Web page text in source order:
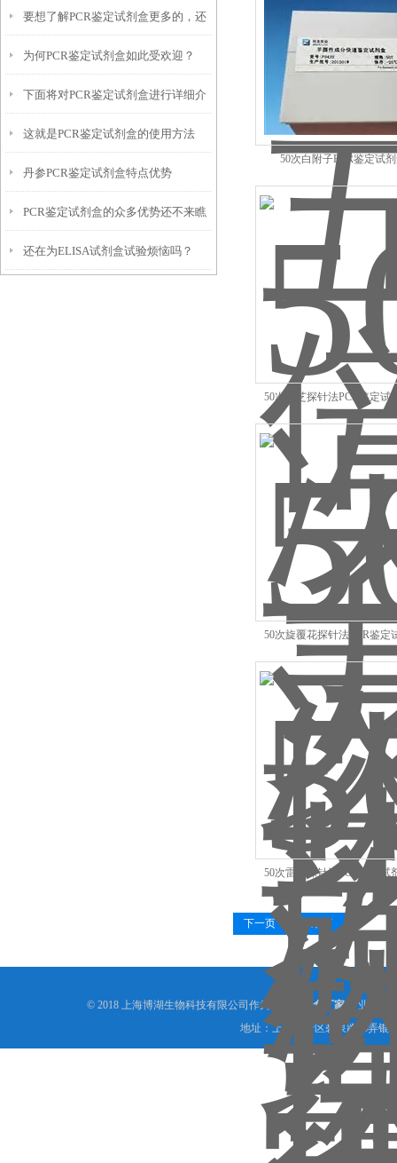
要的
要想了解PCR鉴定试剂盒更多的，还
不来看看下文
为何PCR鉴定试剂盒如此受欢迎？
下面将对PCR鉴定试剂盒进行详细介
绍
这就是PCR鉴定试剂盒的使用方法
丹参PCR鉴定试剂盒特点优势
PCR鉴定试剂盒的众多优势还不来瞧
瞧！
还在为ELISA试剂盒试验烦恼吗？
50次白附子PCR鉴定试
50次灵芝探针法PCR鉴定试
50次旋覆花探针法PCR鉴定
50次雷丸探针法PCR鉴定试
下一页 末页
© 2018 上海博湖生物科技有限公司作为 鉴定试剂盒厂家,专业提供
地址：上海闵行区碧泉路36弄银